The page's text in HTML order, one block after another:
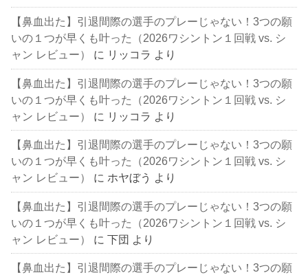
【鼻血出た】引退間際の選手のプレーじゃない！3つの願
いの１つが早くも叶った（2026ワシントン１回戦 vs. シ
ャン レビュー）
に リッコラ より
【鼻血出た】引退間際の選手のプレーじゃない！3つの願
いの１つが早くも叶った（2026ワシントン１回戦 vs. シ
ャン レビュー）
に リッコラ より
【鼻血出た】引退間際の選手のプレーじゃない！3つの願
いの１つが早くも叶った（2026ワシントン１回戦 vs. シ
ャン レビュー）
に ホヤぼう より
【鼻血出た】引退間際の選手のプレーじゃない！3つの願
いの１つが早くも叶った（2026ワシントン１回戦 vs. シ
ャン レビュー）
に下団 より
【鼻血出た】引退間際の選手のプレーじゃない！3つの願